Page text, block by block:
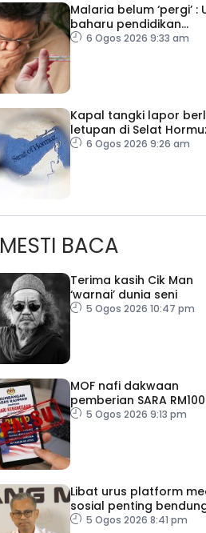
Malaria belum ‘pergi’ :
baharu pendidikan
perubatan dan sistem
6 Ogos 2026 9:33 am
Kapal tangki lapor
letupan di Selat
ketika Iran-Oman
6 Ogos 2026 9:26 am
MESTI BACA
Terima kasih Cik Man
‘warnai’ dunia seni
5 Ogos 2026 10:47 pm
MOF nafi dakwaan
pemberian SARA RM100
sempena Hari
5 Ogos 2026 9:13 pm
Libat urus platform
sosial penting
perbuatan ‘copycat’
5 Ogos 2026 8:41 pm